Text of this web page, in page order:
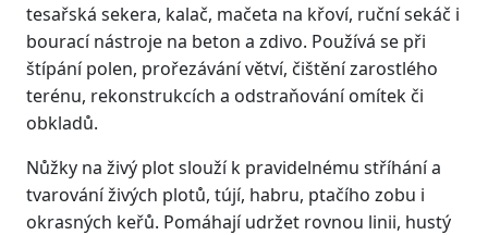
tesařská sekera, kalač, mačeta na křoví, ruční sekáč i
bourací nástroje na beton a zdivo. Používá se při
štípání polen, prořezávání větví, čištění zarostlého
terénu, rekonstrukcích a odstraňování omítek či
obkladů.
Nůžky na živý plot slouží k pravidelnému stříhání a
tvarování živých plotů, tújí, habru, ptačího zobu i
okrasných keřů. Pomáhají udržet rovnou linii, hustý